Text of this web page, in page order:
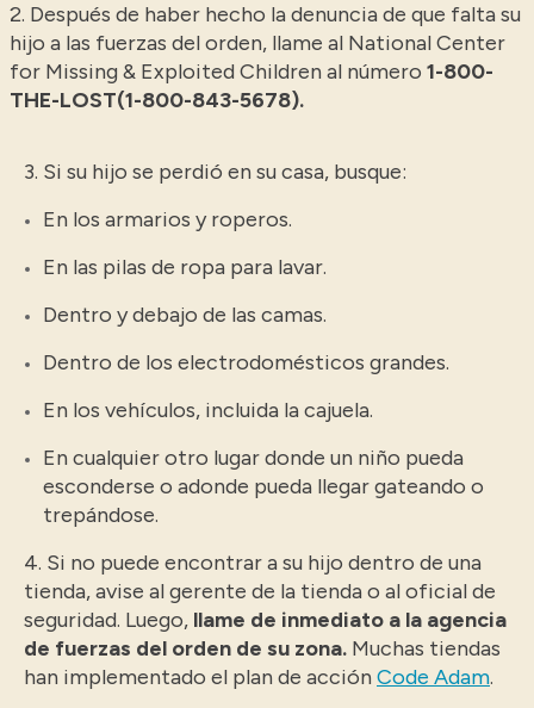
2. Después de haber hecho la denuncia de que falta su
hijo a las fuerzas del orden, llame al National Center
for Missing & Exploited Children al número 1-800-
THE-LOST(1-800-843-5678).
3. Si su hijo se perdió en su casa, busque:
En los armarios y roperos.
En las pilas de ropa para lavar.
Dentro y debajo de las camas.
Dentro de los electrodomésticos grandes.
En los vehículos, incluida la cajuela.
En cualquier otro lugar donde un niño pueda
esconderse o adonde pueda llegar gateando o
trepándose.
4. Si no puede encontrar a su hijo dentro de una
tienda, avise al gerente de la tienda o al oficial de
seguridad. Luego, llame de inmediato a la agencia
de fuerzas del orden de su zona. Muchas tiendas
han implementado el plan de acción Code Adam.